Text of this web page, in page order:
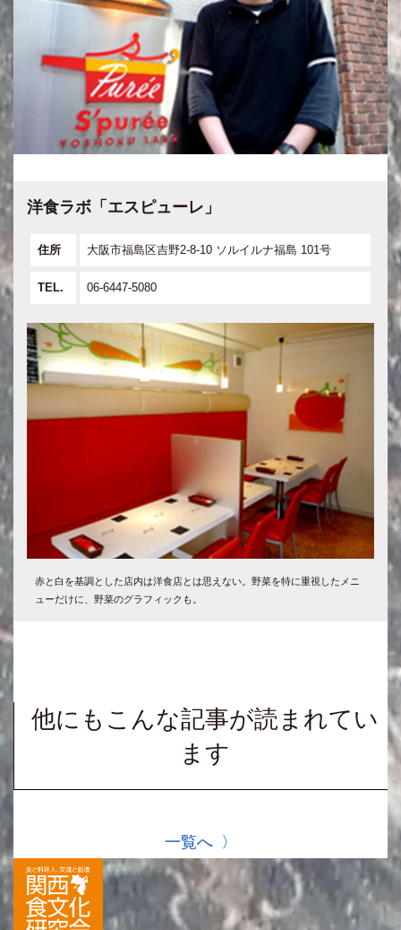
洋食ラボ「エスピューレ」
住所 大阪市福島区吉野2-8-10 ソルイルナ福島 101号
TEL. 06-6447-5080
赤と白を基調とした店内は洋食店とは思えない。野菜を特に重視したメニ
ューだけに、野菜のグラフィックも。
他にもこんな記事が読まれてい
ます
一覧へ